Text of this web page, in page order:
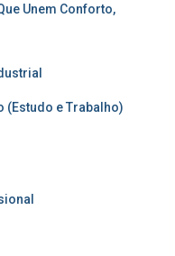
Unem Conforto,
(Estudo e Trabalho)